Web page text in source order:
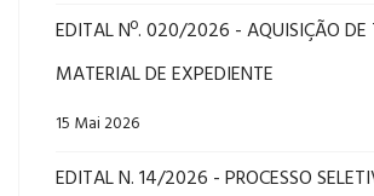
EDITAL Nº. 020/2026 - AQUISIÇÃO DE
MATERIAL DE EXPEDIENTE
15 Mai 2026
EDITAL N. 14/2026 - PROCESSO